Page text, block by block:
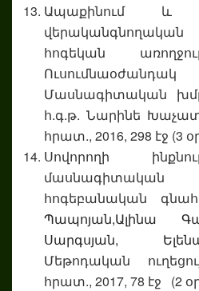
Ապաքինում և
հոգեկան
Մասնագիտական
հ.գ.թ. Նարինե
հրատ., 2016, 298 էջ (3
Սովորողի
մասնագիտական
հոգեբանական
Պապոյան,Ալինա
Սարգսյան,
Մեթոդական
հրատ., 2017, 78 էջ (2